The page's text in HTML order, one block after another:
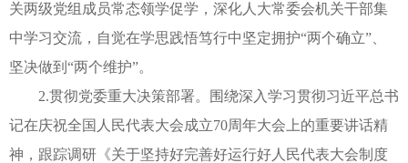
关两级党组成员常态领学促学，深化人大常委会机关干部集
中学习交流，自觉在学思践悟笃行中坚定拥护“两个确立”、
坚决做到“两个维护”。
2.贯彻党委重大决策部署。围绕深入学习贯彻习近平总书
记在庆祝全国人民代表大会成立70周年大会上的重要讲话精
神，跟踪调研《关于坚持好完善好运行好人民代表大会制度